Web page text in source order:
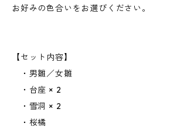
お好みの色合いをお選びください。
【セット内容】
・男雛／女雛
・台座 × 2
・雪洞 × 2
・桜橘